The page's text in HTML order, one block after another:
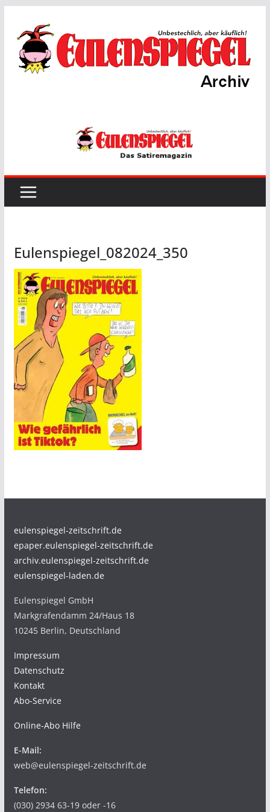
Inhalt
springen
Eulenspiegel_082024_350
eulenspiegel-zeitschrift.de
epaper.eulenspiegel-zeitschrift.de
archiv.eulenspiegel-zeitschrift.de
eulenspiegel-laden.de
Eulenspiegel GmbH
Markgrafendamm 24/Haus 18
10245 Berlin, Deutschland
Impressum
Datenschutz
Kontakt
Abo-Service
Online-Abo Hilfe
E-Mail:
web@eulenspiegel-zeitschrift.de
Telefon:
(030) 2934 63-19 oder -16